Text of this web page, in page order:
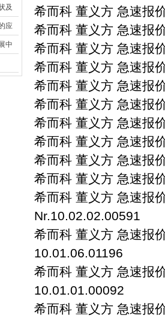
及
应
中
希而科 董义方 急速
希而科 董义方 急速
希而科 董义方 急速
希而科 董义方 急速
希而科 董义方 急速
希而科 董义方 急速
希而科 董义方 急速
希而科 董义方 急速
希而科 董义方 急速
希而科 董义方 急速
希而科 董义方 急速
Nr.10.02.02.00591
希而科 董义方 急速
10.01.06.01196
希而科 董义方 急速
10.01.01.00092
希而科 董义方 急速